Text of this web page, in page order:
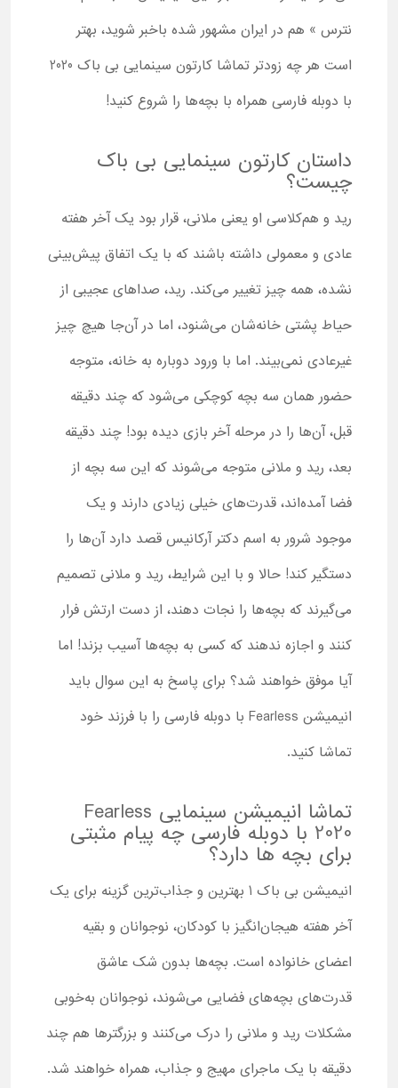
نترس » هم در ایران مشهور شده باخبر شوید، بهتر
است هر چه زودتر تماشا کارتون سینمایی بی باک 2020
با دوبله فارسی همراه با بچه‌ها را شروع کنید!
داستان کارتون سینمایی بی باک
چیست؟
رید و هم‌کلاسی او یعنی ملانی، قرار بود یک آخر هفته
عادی و معمولی داشته باشند که با یک اتفاق پیش‌بینی
نشده، همه چیز تغییر می‌کند. رید، صداهای عجیبی از
حیاط پشتی خانه‌شان می‌شنود، اما در آن‌جا هیچ چیز
غیرعادی نمی‌بیند. اما با ورود دوباره به خانه، متوجه
حضور همان سه بچه کوچکی می‌شود که چند دقیقه
قبل، آن‌ها را در مرحله آخر بازی دیده بود! چند دقیقه
بعد، رید و ملانی متوجه می‌شوند که این سه بچه از
فضا آمده‌اند، قدرت‌های خیلی زیادی دارند و یک
موجود شرور به اسم دکتر آرکانیس قصد دارد آن‌ها را
دستگیر کند! حالا و با این شرایط، رید و ملانی تصمیم
می‌گیرند که بچه‌ها را نجات دهند، از دست ارتش فرار
کنند و اجازه ندهند که کسی به بچه‌ها آسیب بزند! اما
آیا موفق خواهند شد؟ برای پاسخ به این سوال باید
انیمیشن Fearless با دوبله فارسی را با فرزند خود
تماشا کنید.
تماشا انیمیشن سینمایی Fearless
2020 با دوبله فارسی چه پیام مثبتی
برای بچه ها دارد؟
انیمیشن بی باک 1 بهترین و جذاب‌ترین گزینه برای یک
آخر هفته هیجان‌انگیز با کودکان، نوجوانان و بقیه
اعضای خانواده است. بچه‌ها بدون شک عاشق
قدرت‌های بچه‌های فضایی می‌شوند، نوجوانان به‌خوبی
مشکلات رید و ملانی را درک می‌کنند و بزرگترها هم چند
دقیقه با یک ماجرای مهیج و جذاب، همراه خواهند شد.